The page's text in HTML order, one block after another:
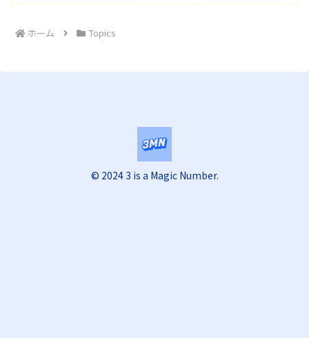
ホーム Topics
© 2024 3 is a Magic Number.